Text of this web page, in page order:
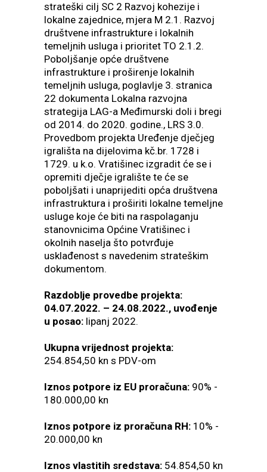
strateški cilj SC 2 Razvoj kohezije i
lokalne zajednice, mjera M 2.1. Razvoj
društvene infrastrukture i lokalnih
temeljnih usluga i prioritet TO 2.1.2.
Poboljšanje opće društvene
infrastrukture i proširenje lokalnih
temeljnih usluga, poglavlje 3. stranica
22 dokumenta Lokalna razvojna
strategija LAG-a Međimurski doli i bregi
od 2014. do 2020. godine., LRS 3.0.
Provedbom projekta Uređenje dječjeg
igrališta na dijelovima kč.br. 1728 i
1729. u k.o. Vratišinec izgradit će se i
opremiti dječje igralište te će se
poboljšati i unaprijediti opća društvena
infrastruktura i proširiti lokalne temeljne
usluge koje će biti na raspolaganju
stanovnicima Općine Vratišinec i
okolnih naselja što potvrđuje
usklađenost s navedenim strateškim
dokumentom.
Razdoblje provedbe projekta:
04.07.2022. – 24.08.2022., uvođenje
u posao: lipanj 2022.
Ukupna vrijednost projekta:
254.854,50 kn s PDV-om
Iznos potpore iz EU proračuna: 90% -
180.000,00 kn
Iznos potpore iz proračuna RH: 10% -
20.000,00 kn
Iznos vlastitih sredstava: 54.854,50 kn